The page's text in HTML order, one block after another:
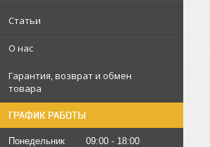
Статьи
О нас
Гарантия, возврат и обмен
товара
ГРАФИК РАБОТЫ
Понедельник 09:00
18:00